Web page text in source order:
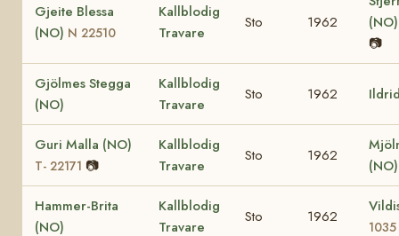
Gjeite Blessa
(NO) N 22510
Kallblodig
Travare
Sto 1962
📷
Gjölmes Stegga
(NO)
Kallblodig
Travare
Sto 1962
Guri Malla (NO)
T- 22171 📷
Kallblodig
Travare
Sto 1962
Hammer-Brita
(NO)
Kallblodig
Travare
Sto 1962
1035